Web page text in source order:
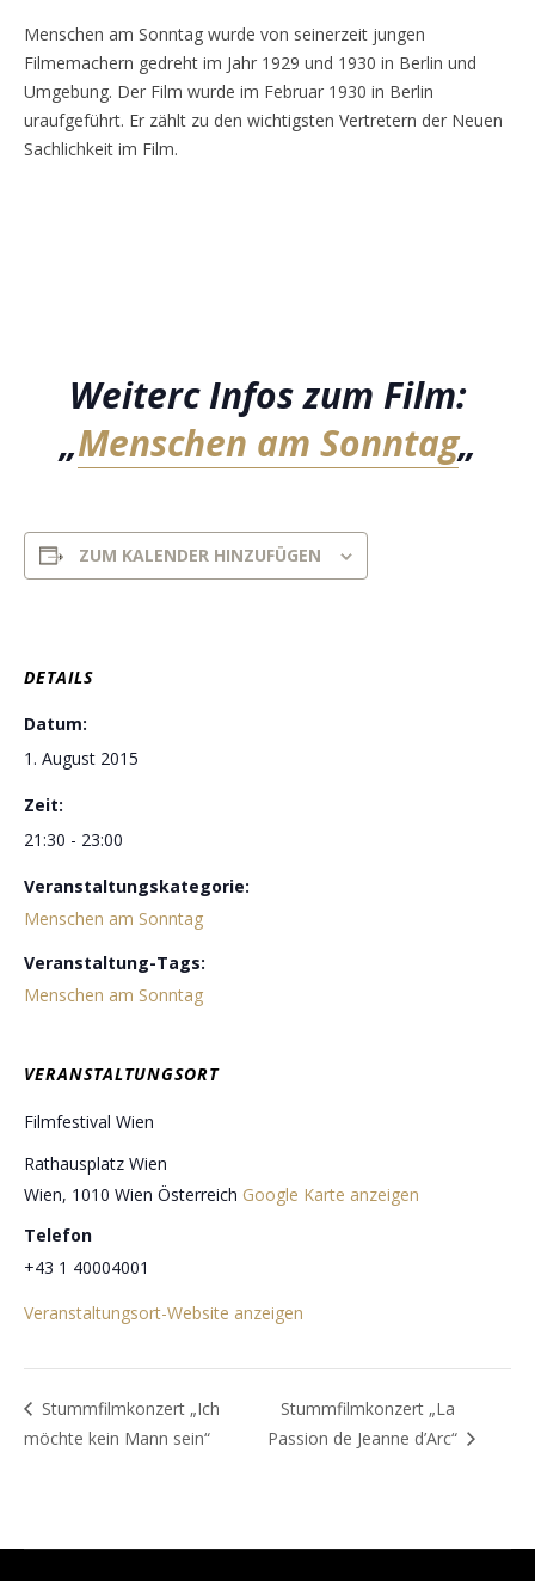
Menschen am Sonntag wurde von seinerzeit jungen
Filmemachern gedreht im Jahr 1929 und 1930 in Berlin und
Umgebung. Der Film wurde im Februar 1930 in Berlin
uraufgeführt. Er zählt zu den wichtigsten Vertretern der Neuen
Sachlichkeit im Film.
Weiterc Infos zum Film:
„Menschen am Sonntag„
ZUM KALENDER HINZUFÜGEN
DETAILS
Datum:
1. August 2015
Zeit:
21:30 - 23:00
Veranstaltungskategorie:
Menschen am Sonntag
Veranstaltung-Tags:
Menschen am Sonntag
VERANSTALTUNGSORT
Filmfestival Wien
Rathausplatz Wien
Wien, 1010 Wien Österreich Google Karte anzeigen
Telefon
+43 1 40004001
Veranstaltungsort-Website anzeigen
Stummfilmkonzert „Ich
möchte kein Mann sein“
Stummfilmkonzert „La
Passion de Jeanne d’Arc“